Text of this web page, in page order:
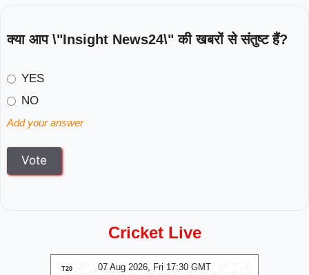
क्या आप \"Insight News24\" की खबरों से संतुष्ट हैं?
YES
NO
Add your answer
Cricket Live
07 Aug 2026, Fri 17:30 GMT
T20